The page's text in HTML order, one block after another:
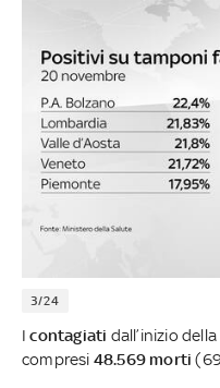
3/24
Icontagiati dall’inizio
compresi 48.569 morti